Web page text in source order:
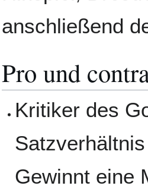
anschließend
Pro und
Kritiker des
Gewinnt eine